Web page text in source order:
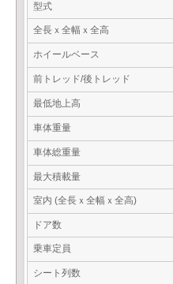
型式
全長ｘ全幅ｘ全高
ホイールベース
前トレッド/後トレッド
最低地上高
車体重量
車体総重量
最大積載量
室内 (全長ｘ全幅ｘ全高)
ドア数
乗車定員
シート列数